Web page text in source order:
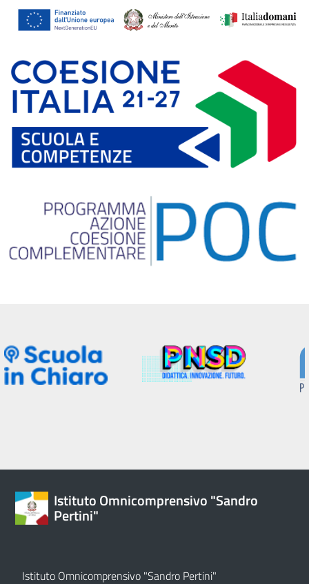
Istituto Omnicomprensivo "Sandro
Pertini"
Istituto Omnicomprensivo "Sandro Pertini"